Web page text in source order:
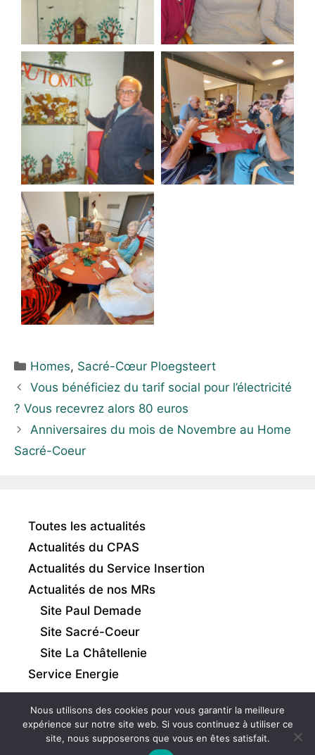
Homes, Sacré-Cœur Ploegsteert
Vous bénéficiez du tarif social pour l’électricité
? Vous recevrez alors 80 euros
Anniversaires du mois de Novembre au Home
Sacré-Coeur
Toutes les actualités
Actualités du CPAS
Actualités du Service Insertion
Actualités de nos MRs
Site Paul Demade
Site Sacré-Coeur
Site La Châtellenie
Service Energie
Intranet|Mentions légales|Gestion des cookies
Nous utilisons des cookies pour vous garantir la meilleure
expérience sur notre site web. Si vous continuez à utiliser ce
site, nous supposerons que vous en êtes satisfait.